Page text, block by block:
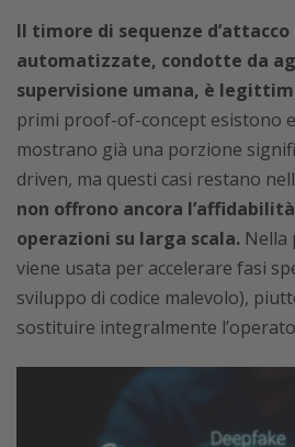
Il timore di sequenze
automatizzate, condotte da
supervisione umana, è
primi proof-of-concept esistono
mostrano già una porzione
driven, ma questi casi restano
non offrono ancora
operazioni su larga scala. Nella
viene usata per accelerare fasi
sviluppo di codice malevolo),
sostituire integralmente